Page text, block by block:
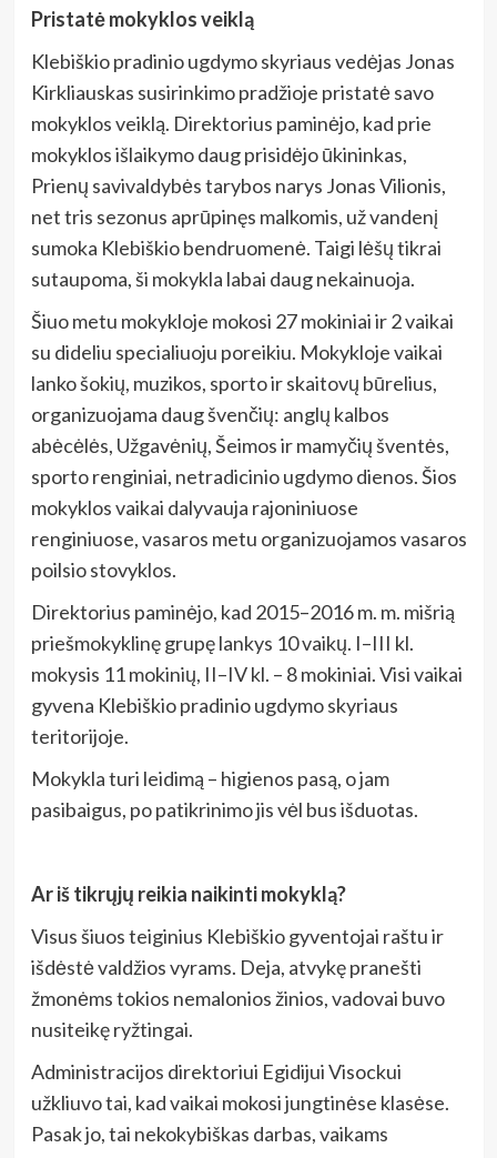
Pristatė mokyklos veiklą
Klebiškio pradinio ugdymo skyriaus vedėjas Jonas
Kirkliauskas susirinkimo pradžioje pristatė savo
mokyklos veiklą. Direktorius paminėjo, kad prie
mokyklos išlaikymo daug prisidėjo ūkininkas,
Prienų savivaldybės tarybos narys Jonas Vilionis,
net tris sezonus aprūpinęs malkomis, už vandenį
sumoka Klebiškio bendruomenė. Taigi lėšų tikrai
sutaupoma, ši mokykla labai daug nekainuoja.
Šiuo metu mokykloje mokosi 27 mokiniai ir 2 vaikai
su dideliu specialiuoju poreikiu. Mokykloje vaikai
lanko šokių, muzikos, sporto ir skaitovų būrelius,
organizuojama daug švenčių: anglų kalbos
abėcėlės, Užgavėnių, Šeimos ir mamyčių šventės,
sporto renginiai, netradicinio ugdymo dienos. Šios
mokyklos vaikai dalyvauja rajoniniuose
renginiuose, vasaros metu organizuojamos vasaros
poilsio stovyklos.
Direktorius paminėjo, kad 2015–2016 m. m. mišrią
priešmokyklinę grupę lankys 10 vaikų. I–III kl.
mokysis 11 mokinių, II–IV kl. – 8 mokiniai. Visi vaikai
gyvena Klebiškio pradinio ugdymo skyriaus
teritorijoje.
Mokykla turi leidimą – higienos pasą, o jam
pasibaigus, po patikrinimo jis vėl bus išduotas.
Ar iš tikrųjų reikia naikinti mokyklą?
Visus šiuos teiginius Klebiškio gyventojai raštu ir
išdėstė valdžios vyrams. Deja, atvykę pranešti
žmonėms tokios nemalonios žinios, vadovai buvo
nusiteikę ryžtingai.
Administracijos direktoriui Egidijui Visockui
užkliuvo tai, kad vaikai mokosi jungtinėse klasėse.
Pasak jo, tai nekokybiškas darbas, vaikams